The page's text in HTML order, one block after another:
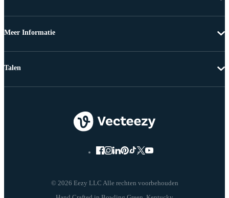
Meer Informatie
© 2026 Eezy LLC Alle rechten voorbehouden
Talen